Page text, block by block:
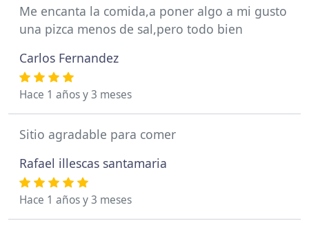
Me encanta la comida,a poner algo a mi gusto
una pizca menos de sal,pero todo bien
Carlos Fernandez
Hace 1 años y 3 meses
Sitio agradable para comer
Rafael illescas santamaria
Hace 1 años y 3 meses